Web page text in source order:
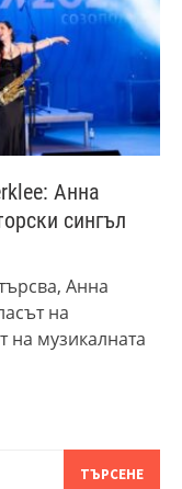
Анна
сингъл
Анна
на
на музикалната